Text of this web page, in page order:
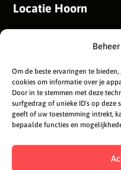
Om de beste ervaringen te
cookies om informatie over je
Door in te stemmen met deze
surfgedrag of unieke ID's op deze
geeft of uw toestemming intrekt,
bepaalde functies en
Locatie Hoorn
Astronautenweg 44
1622DV, Hoorn